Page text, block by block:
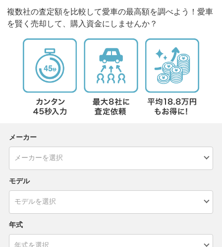
複数社の査定額を比較して愛車の最高額を調べよう！愛車
を賢く売却して、購入資金にしませんか？
メーカー
モデル
年式